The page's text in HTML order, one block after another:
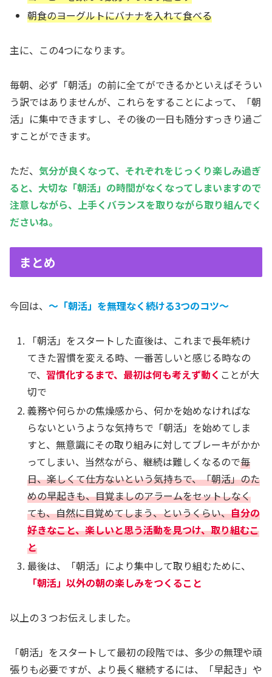
朝食のヨーグルトにバナナを入れて食べる
主に、この4つになります。
毎朝、必ず「朝活」の前に全てができるかといえばそうい
う訳ではありませんが、これらをすることによって、「朝
活」に集中できますし、その後の一日も随分すっきり過ご
すことができます。
ただ、 気分が良くなって、それぞれをじっくり楽しみ過ぎ
ると、大切な「朝活」の時間がなくなってしまいますので
注意しながら、上手くバランスを取りながら取り組んでく
ださいね。
まとめ
今回は、 ～「朝活」を無理なく続ける3つのコツ～
「朝活」をスタートした直後は、これまで長年続け
てきた習慣を変える時、一番苦しいと感じる時なの
で、習慣化するまで、最初は何も考えず動く ことが大
切で
義務や何らかの焦燥感から、何かを始めなければな
らないというような気持ちで「朝活」を始めてしま
すと、無意識にその取り組みに対してブレーキがかか
ってしまい、当然ながら、継続は難しくなるので毎
日、楽しくて仕方ないという気持ちで、「朝活」のた
めの早起きも、目覚ましのアラームをセットしなく
ても、自然に目覚めてしまう、というくらい、自分の
好きなこと、楽しいと思う活動を見つけ、取り組むこ
と
最後は、「朝活」により集中して取り組むために、
「朝活」以外の朝の楽しみをつくること
以上の３つお伝えしました。
「朝活」をスタートして最初の段階では、多少の無理や頑
張りも必要ですが、より長く継続するには、「早起き」や